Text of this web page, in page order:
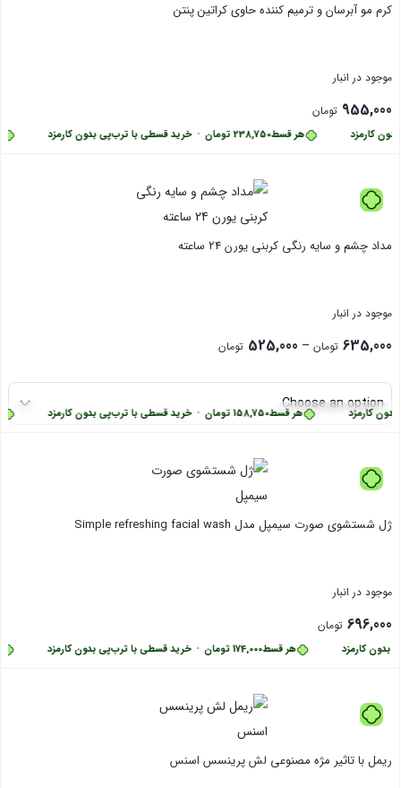
هر قسط238,750تومان • خرید قسطی با ترب‌پی بدون کارمزد کارمزد
کرم مو آبرسان و ترمیم کننده حاوی کراتین پنتن
موجود در انبار
955,000 تومان
هر قسط158,750تومان • خرید قسطی با ترب‌پی بدون کارمزد کارمزد
مداد چشم و سایه رنگی کربنی یورن 24 ساعته
موجود در انبار
635,000 تومان –
525,000 تومانPrice
through
هر قسط174,000تومان • خرید قسطی با ترب‌پی بدون کارمزد کارمزد
ژل شستشوی صورت سیمپل مدل Simple refreshing facial wash
موجود در انبار
696,000 تومان
ریمل با تاثیر مژه مصنوعی لش پرینسس اسنس